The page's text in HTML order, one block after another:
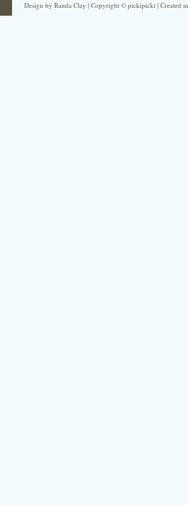
Design by Randa Clay | Copyright © pickipicki | Created